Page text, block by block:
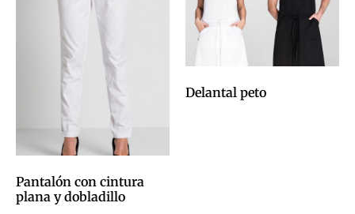
Pantalón con cintura
plana y dobladillo
Delantal peto